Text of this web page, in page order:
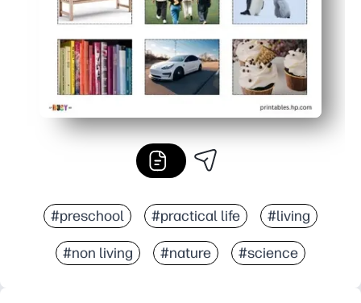
#preschool #practical life #living
#non living #nature #science